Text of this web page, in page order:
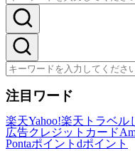
注目ワード
楽天Yahoo!楽天トラベル
広告クレジットカード
Pontaポイント dポイント